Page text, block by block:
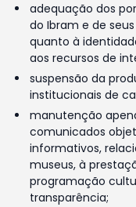
adequação dos
do Ibram e de
quanto à
aos recursos de
suspensão da
institucionais de
manutenção
comunicados
informativos,
museus, à
programação
transparência;